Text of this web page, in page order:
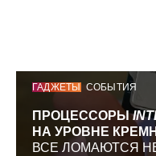
ГАДЖЕТЫ СОБЫТИЯ
ПРОЦЕССОРЫ
НА УРОВНЕ
ВСЕ ЛОМАЮТСЯ